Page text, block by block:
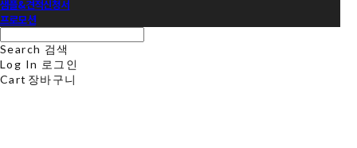
샘플&견적신청서
프로모션
Search 검색
Log In 로그인
Cart 장바구니